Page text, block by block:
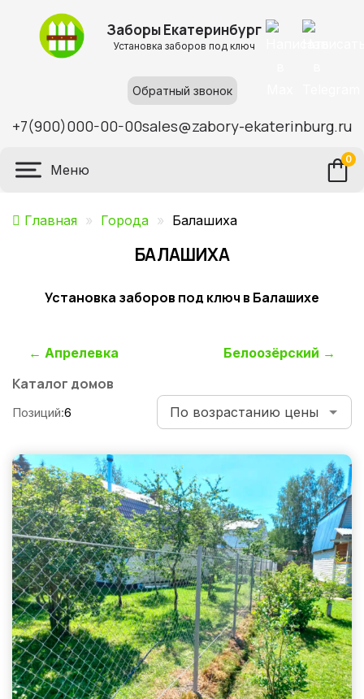
Заборы Екатеринбург
Установка заборов под ключ
Обратный звонок
+7(900)000-00-00sales@zabory-ekaterinburg.ru
Меню
0
Главная » Города » Балашиха
БАЛАШИХА
Установка заборов под ключ в Балашихе
Навигация
по
← Апрелевка Белоозёрский →
Каталог домов
Позиций:6